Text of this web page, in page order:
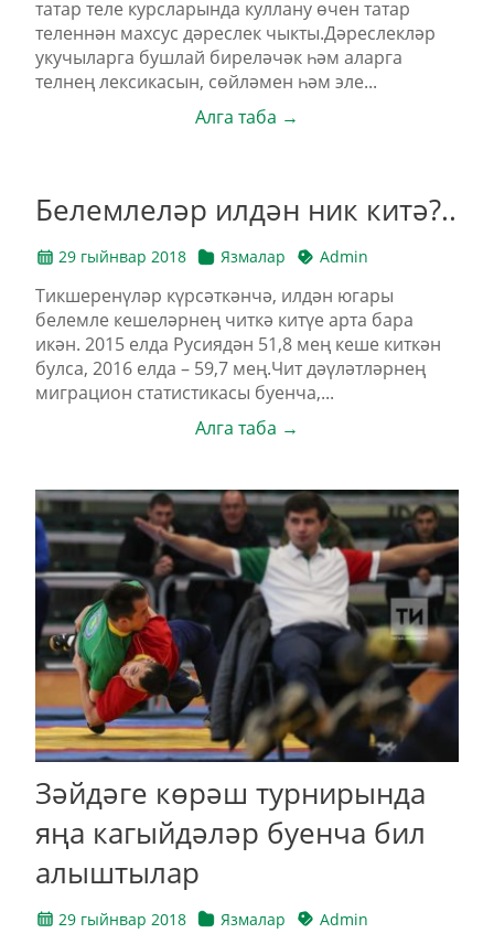
татар теле курсларында куллану өчен татар
теленнән махсус дәреслек чыкты.Дәреслекләр
укучыларга бушлай биреләчәк һәм аларга
телнең лексикасын, сөйләмен һәм эле...
Алга таба →
Белемлеләр илдән ник китә?..
29 гыйнвар 2018 Язмалар Admin
Тикшеренүләр күрсәткәнчә, илдән югары
белемле кешеләрнең читкә китүе арта бара
икән. 2015 елда Русиядән 51,8 мең кеше киткән
булса, 2016 елда – 59,7 мең.Чит дәүләтләрнең
миграцион статистикасы буенча,...
Алга таба →
Зәйдәге көрәш турнирында
яңа кагыйдәләр буенча бил
алыштылар
29 гыйнвар 2018 Язмалар Admin